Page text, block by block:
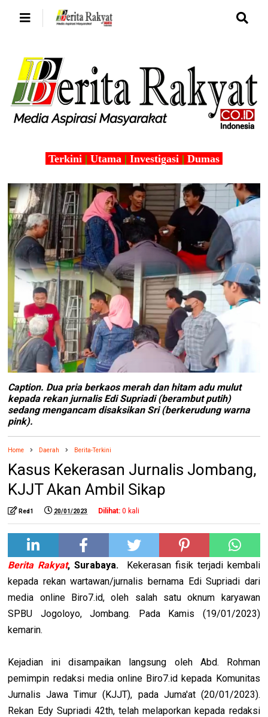
Terkini | Utama | Investigasi | Dumas
Caption. Dua pria berkaos merah dan hitam adu mulut
kepada rekan jurnalis Edi Supriadi (berambut putih)
sedang mengancam disaksikan Sri (berkerudung warna
pink).
Home Daerah Berita-Terkini
Kasus Kekerasan Jurnalis Jombang,
KJJT Akan Ambil Sikap
Red1 20/01/2023 Dilihat: 0 kali
Berita Rakyat, Surabaya.
Kekerasan fisik terjadi kembali
kepada rekan wartawan/jurnalis bernama Edi Supriadi dari
media online Biro7.id, oleh salah satu oknum karyawan
SPBU Jogoloyo, Jombang. Pada Kamis (19/01/2023)
kemarin.
Kejadian ini disampaikan langsung oleh Abd. Rohman
pemimpin redaksi media online Biro7.id kepada Komunitas
Jurnalis Jawa Timur (KJJT), pada Juma'at (20/01/2023).
Rekan Edy Supriadi 42th, telah melaporkan kepada redaksi